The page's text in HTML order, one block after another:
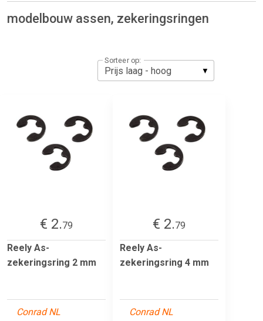
modelbouw assen, zekeringsringen
Sorteer op:
€ 2.79
Reely As-
zekeringsring 2 mm
Conrad NL
€ 2.79
Reely As-
zekeringsring 4 mm
Conrad NL